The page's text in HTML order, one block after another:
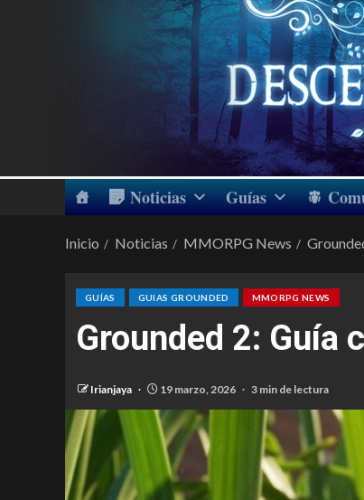
Noticias Guías
Inicio Noticias MMORPG News
GUÍAS GUIAS GROUNDED MMORPG NEWS
Grounded 2: Guía
Irianjaya 19 marzo, 2026 3 min de lectura